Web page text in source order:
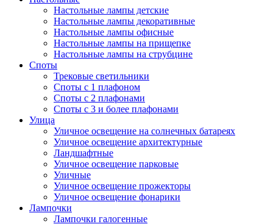
Настольные лампы детские
Настольные лампы декоративные
Настольные лампы офисные
Настольные лампы на прищепке
Настольные лампы на струбцине
Споты
Трековые светильники
Споты с 1 плафоном
Споты с 2 плафонами
Споты с 3 и более плафонами
Улица
Уличное освещение на солнечных батареях
Уличное освещение архитектурные
Ландшафтные
Уличное освещение парковые
Уличные
Уличное освещение прожекторы
Уличное освещение фонарики
Лампочки
Лампочки галогенные